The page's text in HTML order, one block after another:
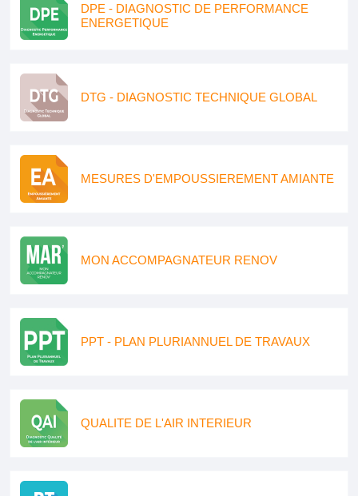
DPE - DIAGNOSTIC DE PERFORMANCE
ENERGETIQUE
DTG - DIAGNOSTIC TECHNIQUE GLOBAL
MESURES D'EMPOUSSIEREMENT AMIANTE
MON ACCOMPAGNATEUR RENOV
PPT - PLAN PLURIANNUEL DE TRAVAUX
QUALITE DE L'AIR INTERIEUR